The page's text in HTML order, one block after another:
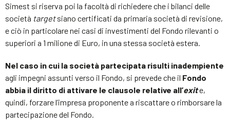
Simest si riserva poi la facoltà di richiedere che i bilanci delle
società targetsiano certificati da primaria società di revisione,
e ciò in particolare nei casi di investimenti del Fondo rilevanti o
superiori a 1 milione di Euro, in una stessa società estera.
Nel caso in cui la società partecipata risulti inadempiente
agli impegni assunti verso il Fondo, si prevede che il Fondo
abbia il diritto di attivare le clausole relative all’exite,
quindi, forzare l’impresa proponente a riscattare o rimborsare la
partecipazione del Fondo.